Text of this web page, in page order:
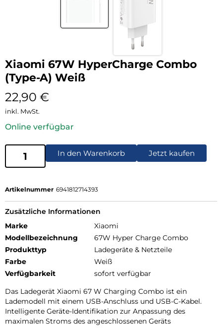
Xiaomi 67W HyperCharge Combo
(Type-A) Weiß
22,90 €
inkl. MwSt.
Online verfügbar
In den Warenkorb Jetzt kaufen
Artikelnummer 6941812714393
Zusätzliche Informationen
Marke
Xiaomi
Modellbezeichnung
67W Hyper Charge Combo
Produkttyp
Ladegeräte & Netzteile
Farbe
Weiß
Verfügbarkeit
sofort verfügbar
Das Ladegerät Xiaomi 67 W Charging Combo ist ein
Lademodell mit einem USB-Anschluss und USB-C-Kabel.
Intelligente Geräte-Identifikation zur Anpassung des
maximalen Stroms des angeschlossenen Geräts